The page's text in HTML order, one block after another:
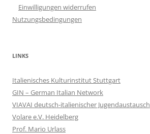
Einwilligungen widerrufen
Nutzungsbedingungen
LINKS
Italienisches Kulturinstitut Stuttgart
GIN – German Italian Network
VIAVAI deutsch-italienischer Jugendaustausch
Volare e.V. Heidelberg
Prof. Mario Urlass